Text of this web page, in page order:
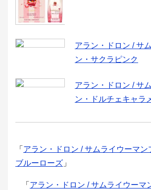
アラン・ドロン / サ
ン・サクラピンク
アラン・ドロン / サ
ン・ドルチェキャラ
「 アラン・ドロン / サムライウーマン
ブルーローズ 」
「 アラン・ドロン / サムライウーマ